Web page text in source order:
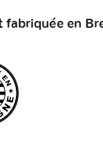
fabriquée en